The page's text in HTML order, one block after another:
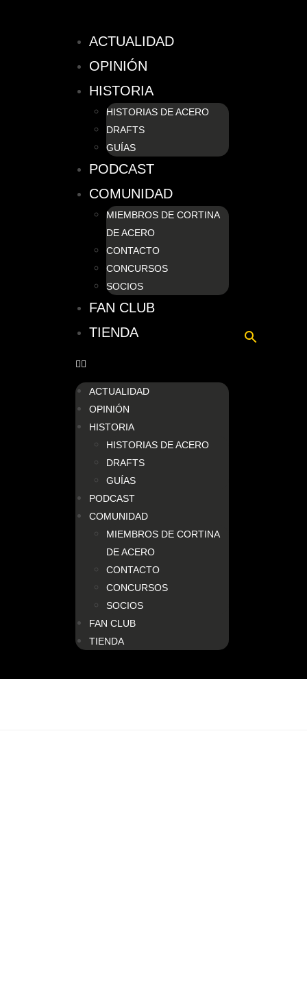
ACTUALIDAD
OPINIÓN
HISTORIA
HISTORIAS DE ACERO
DRAFTS
GUÍAS
PODCAST
COMUNIDAD
MIEMBROS DE CORTINA
DE ACERO
CONTACTO
CONCURSOS
SOCIOS
FAN CLUB
TIENDA
ACTUALIDAD
OPINIÓN
HISTORIA
HISTORIAS DE ACERO
DRAFTS
GUÍAS
PODCAST
COMUNIDAD
MIEMBROS DE CORTINA
DE ACERO
CONTACTO
CONCURSOS
SOCIOS
FAN CLUB
TIENDA